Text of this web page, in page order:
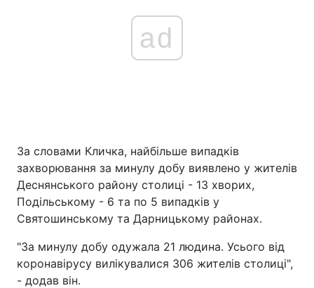
ad
За словами Кличка, найбільше випадків
захворювання за минулу добу виявлено у жителів
Деснянського району столиці - 13 хворих,
Подільському - 6 та по 5 випадків у
Святошинському та Дарницькому районах.
"За минулу добу одужала 21 людина. Усього від
коронавірусу вилікувалися 306 жителів столиці",
- додав він.